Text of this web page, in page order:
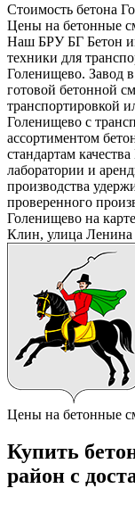
Стоимость бетона
Цены на бетонные
Наш БРУ БГ Бетон
техники для
Голенищево. Завод
готовой бетонной
транспортировкой
Голенищево с
ассортиментом
стандартам
лаборатории и
производства
проверенного
Голенищево на
Клин, улица Ленина
Цены на бетонные
Купить
район с